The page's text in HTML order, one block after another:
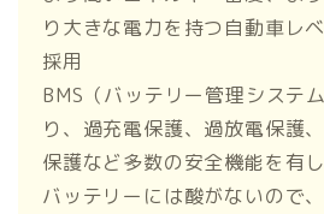
り大きな電力を持つ自動車レ
採用
BMS（バッテリー管理システ
り、過充電保護、過放電保護
保護など多数の安全機能を有し
バッテリーには酸がないので